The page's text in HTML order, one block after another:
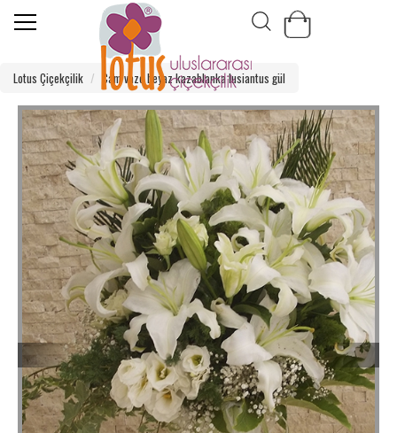
Lotus Çiçekçilik Cam vazo beyaz kazablanka lusiantus gül